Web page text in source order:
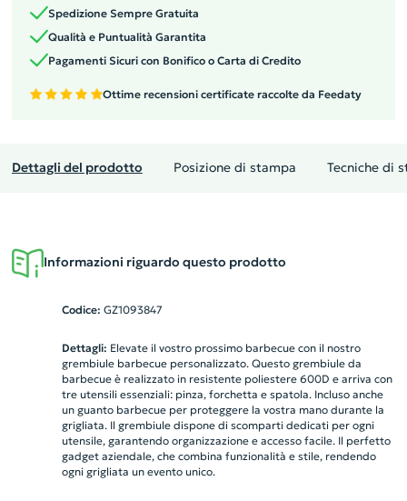
Spedizione Sempre Gratuita
Qualità e Puntualità Garantita
Pagamenti Sicuri con Bonifico o Carta di Credito
Ottime recensioni certificate raccolte da Feedaty
Dettagli del prodotto Posizione di stampa Tecniche di
Informazioni riguardo questo prodotto
Codice: GZ1093847
Dettagli: Elevate il vostro prossimo barbecue con il nostro
grembiule barbecue personalizzato. Questo grembiule da
barbecue è realizzato in resistente poliestere 600D e arriva con
tre utensili essenziali: pinza, forchetta e spatola. Incluso anche
un guanto barbecue per proteggere la vostra mano durante la
grigliata. Il grembiule dispone di scomparti dedicati per ogni
utensile, garantendo organizzazione e accesso facile. Il perfetto
gadget aziendale, che combina funzionalità e stile, rendendo
ogni grigliata un evento unico.